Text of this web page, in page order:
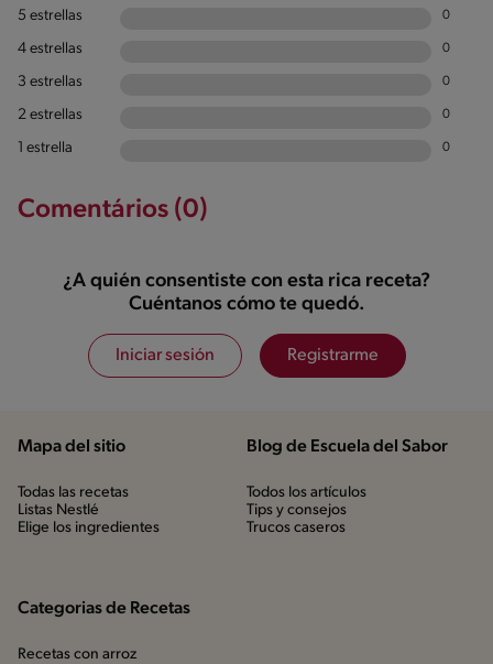
5 estrellas 0
4 estrellas 0
3 estrellas 0
2 estrellas 0
1 estrella 0
Comentários (0)
¿A quién consentiste con esta rica receta?
Cuéntanos cómo te quedó.
Iniciar sesión Registrarme
Mapa del sitio
Todas las recetas
Listas Nestlé
Elige los ingredientes
Blog de Escuela del Sabor
Todos los artículos
Tips y consejos
Trucos caseros
Categorias de Recetas
Recetas con arroz